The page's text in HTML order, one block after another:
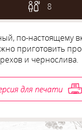
8
по-настоящему
приготовить
и чернослива.